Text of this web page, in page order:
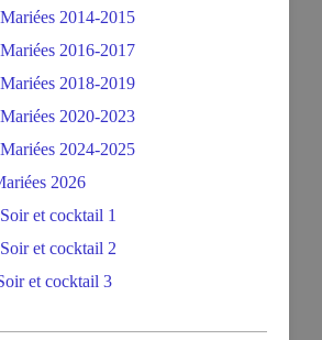
2014-2015
2016-2017
2018-2019
2020-2023
2024-2025
2026
et cocktail 1
et cocktail 2
et cocktail 3